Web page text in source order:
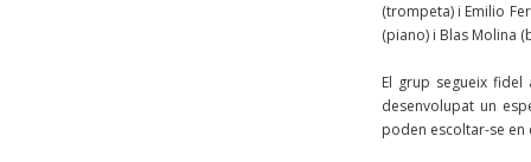
(trompeta) i Emilio
(piano) i Blas Molina
El grup segueix fidel
desenvolupat un
poden escoltar-se